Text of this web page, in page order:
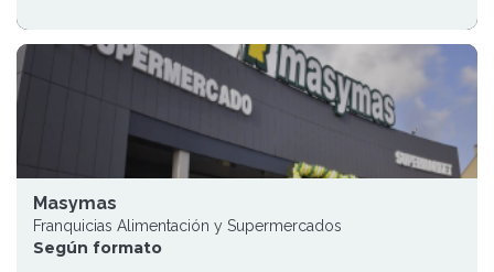
Masymas
Franquicias Alimentación y Supermercados
Según formato